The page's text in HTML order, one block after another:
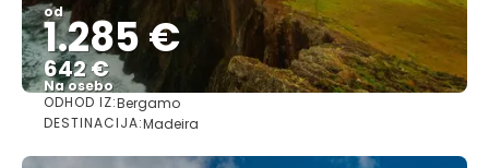
od
1.285 €
642 €
Na osebo
ODHOD IZ:Bergamo
DESTINACIJA:Madeira